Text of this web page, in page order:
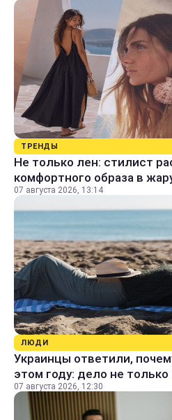
ТРЕНДЫ
Не только лен: стилист
комфортного образа в
07 августа 2026, 13:14
ЛЮДИ
Украинцы ответили,
этом году: дело не только
07 августа 2026, 12:30